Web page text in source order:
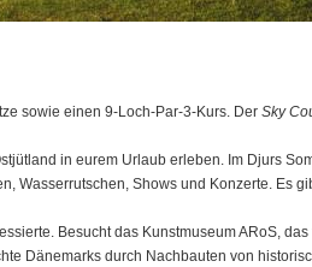
sowie einen 9-Loch-Par-3-Kurs. Der Sky
in eurem Urlaub erleben. Im Djurs
Wasserrutschen, Shows und Konzerte. Es
Besucht das Kunstmuseum ARoS,
Dänemarks durch Nachbauten von